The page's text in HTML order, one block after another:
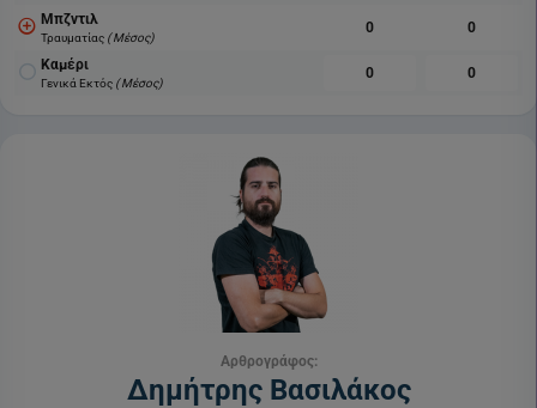
Μπζντιλ
Τραυματίας ( Μέσος)
0 0
Καμέρι
Γενικά Εκτός ( Μέσος)
0 0
Αρθρογράφος:
Δημήτρης Βασιλάκος